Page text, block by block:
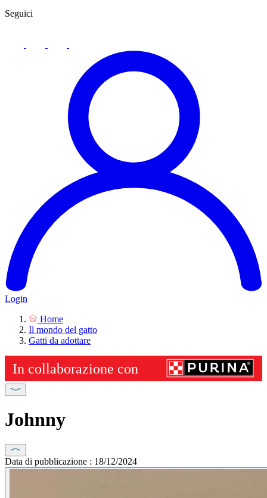
Seguici
Login
Home
Il mondo del gatto
Gatti da adottare
Johnny
Data di pubblicazione : 18/12/2024